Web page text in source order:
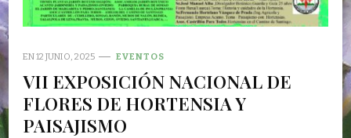
EN12 JUNIO, 2025 EVENTOS
VII EXPOSICIÓN NACIONAL DE
FLORES DE HORTENSIA Y
PAISAJISMO